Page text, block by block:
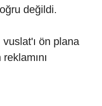
değildi.
ön plana